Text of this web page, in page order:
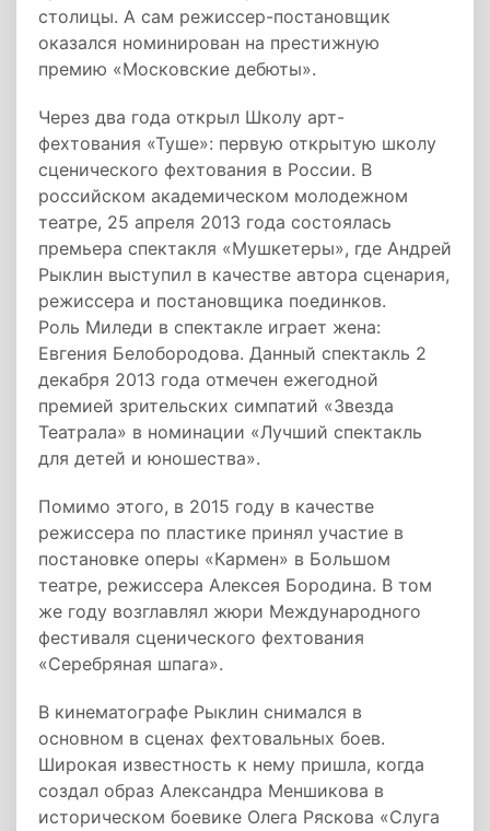
столицы. А сам режиссер-постановщик
оказался номинирован на престижную
премию «Московские дебюты».
Через два года открыл Школу арт-
фехтования «Туше»: первую открытую школу
сценического фехтования в России. В
российском академическом молодежном
театре, 25 апреля 2013 года состоялась
премьера спектакля «Мушкетеры», где Андрей
Рыклин выступил в качестве автора сценария,
режиссера и постановщика поединков.
Роль Миледи в спектакле играет жена:
Евгения Белобородова. Данный спектакль 2
декабря 2013 года отмечен ежегодной
премией зрительских симпатий «Звезда
Театрала» в номинации «Лучший спектакль
для детей и юношества».
Помимо этого, в 2015 году в качестве
режиссера по пластике принял участие в
постановке оперы «Кармен» в Большом
театре, режиссера Алексея Бородина. В том
же году возглавлял жюри Международного
фестиваля сценического фехтования
«Серебряная шпага».
В кинематографе Рыклин снимался в
основном в сценах фехтовальных боев.
Широкая известность к нему пришла, когда
создал образ Александра Меншикова в
историческом боевике Олега Ряскова «Слуга